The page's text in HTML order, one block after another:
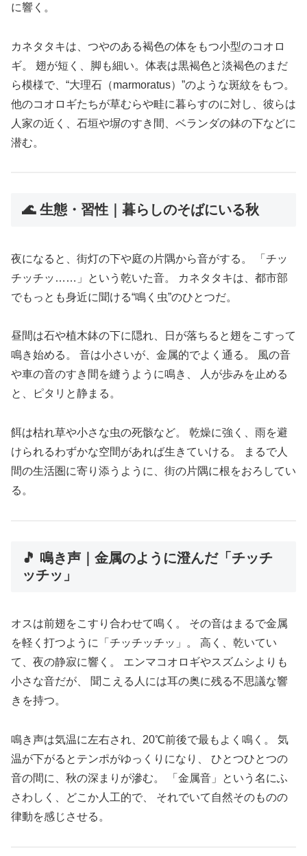
に響く。
カネタタキは、つやのある褐色の体をもつ小型のコオロ
ギ。 翅が短く、脚も細い。体表は黒褐色と淡褐色のまだ
ら模様で、“大理石（marmoratus）”のような斑紋をもつ。
他のコオロギたちが草むらや畦に暮らすのに対し、彼らは
人家の近く、石垣や塀のすき間、ベランダの鉢の下などに
潜む。
🌊 生態・習性｜暮らしのそばにいる秋
夜になると、街灯の下や庭の片隅から音がする。 「チッ
チッチッ……」という乾いた音。 カネタタキは、都市部
でもっとも身近に聞ける“鳴く虫”のひとつだ。
昼間は石や植木鉢の下に隠れ、日が落ちると翅をこすって
鳴き始める。 音は小さいが、金属的でよく通る。 風の音
や車の音のすき間を縫うように鳴き、 人が歩みを止める
と、ピタリと静まる。
餌は枯れ草や小さな虫の死骸など。 乾燥に強く、雨を避
けられるわずかな空間があれば生きていける。 まるで人
間の生活圏に寄り添うように、街の片隅に根をおろしてい
る。
🎵 鳴き声｜金属のように澄んだ「チッチ
ッチッ」
オスは前翅をこすり合わせて鳴く。 その音はまるで金属
を軽く打つように「チッチッチッ」。 高く、乾いてい
て、夜の静寂に響く。 エンマコオロギやスズムシよりも
小さな音だが、 聞こえる人には耳の奥に残る不思議な響
きを持つ。
鳴き声は気温に左右され、20℃前後で最もよく鳴く。 気
温が下がるとテンポがゆっくりになり、 ひとつひとつの
音の間に、秋の深まりが滲む。 「金属音」という名にふ
さわしく、どこか人工的で、 それでいて自然そのものの
律動を感じさせる。